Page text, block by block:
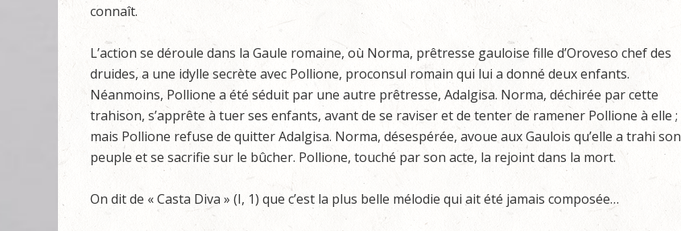
connaît.
L’action se déroule dans la Gaule romaine, où Norma, prêtresse gauloise fille d’Oroveso chef des
druides, a une idylle secrète avec Pollione, proconsul romain qui lui a donné deux enfants.
Néanmoins, Pollione a été séduit par une autre prêtresse, Adalgisa. Norma, déchirée par cette
trahison, s’apprête à tuer ses enfants, avant de se raviser et de tenter de ramener Pollione à elle ;
mais Pollione refuse de quitter Adalgisa. Norma, désespérée, avoue aux Gaulois qu’elle a trahi son
peuple et se sacrifie sur le bûcher. Pollione, touché par son acte, la rejoint dans la mort.
On dit de « Casta Diva » (I, 1) que c’est la plus belle mélodie qui ait été jamais composée…